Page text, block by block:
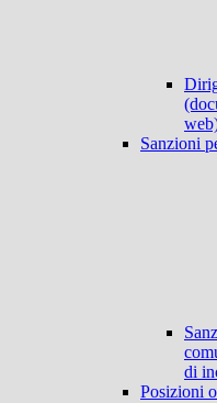
Sanzioni
di
Posizioni